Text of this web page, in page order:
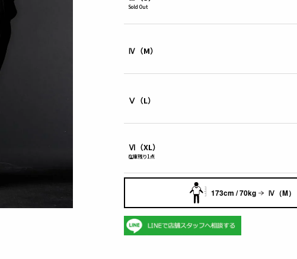
Sold Out
Ⅳ（M）
Ⅴ（L）
Ⅵ（XL）
在庫残り1点
173cm / 70kg Ⅳ（M）